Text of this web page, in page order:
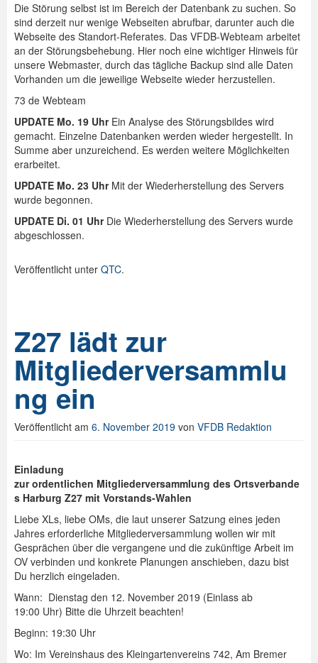
Die Störung selbst ist im Bereich der Datenbank zu suchen. So
sind derzeit nur wenige Webseiten abrufbar, darunter auch die
Webseite des Standort-Referates. Das VFDB-Webteam arbeitet
an der Störungsbehebung. Hier noch eine wichtiger Hinweis für
unsere Webmaster, durch das tägliche Backup sind alle Daten
Vorhanden um die jeweilige Webseite wieder herzustellen.
73 de Webteam
UPDATE Mo. 19 Uhr Ein Analyse des Störungsbildes wird
gemacht. Einzelne Datenbanken werden wieder hergestellt. In
Summe aber unzureichend. Es werden weitere Möglichkeiten
erarbeitet.
UPDATE Mo. 23 Uhr Mit der Wiederherstellung des Servers
wurde begonnen.
UPDATE Di. 01 Uhr Die Wiederherstellung des Servers wurde
abgeschlossen.
Veröffentlicht unter QTC.
Z27 lädt zur
Mitgliederversammlu
ng ein
Veröffentlicht am 6. November 2019 von VFDB Redaktion
Einladung
zur ordentlichen Mitgliederversammlung des Ortsverbande
s Harburg Z27 mit Vorstands-Wahlen
Liebe XLs, liebe OMs, die laut unserer Satzung eines jeden
Jahres erforderliche Mitgliederversammlung wollen wir mit
Gesprächen über die vergangene und die zukünftige Arbeit im
OV verbinden und konkrete Planungen anschieben, dazu bist
Du herzlich eingeladen.
Wann: Dienstag den 12. November 2019 (Einlass ab
19:00 Uhr) Bitte die Uhrzeit beachten!
Beginn: 19:30 Uhr
Wo: Im Vereinshaus des Kleingartenvereins 742, Am Bremer